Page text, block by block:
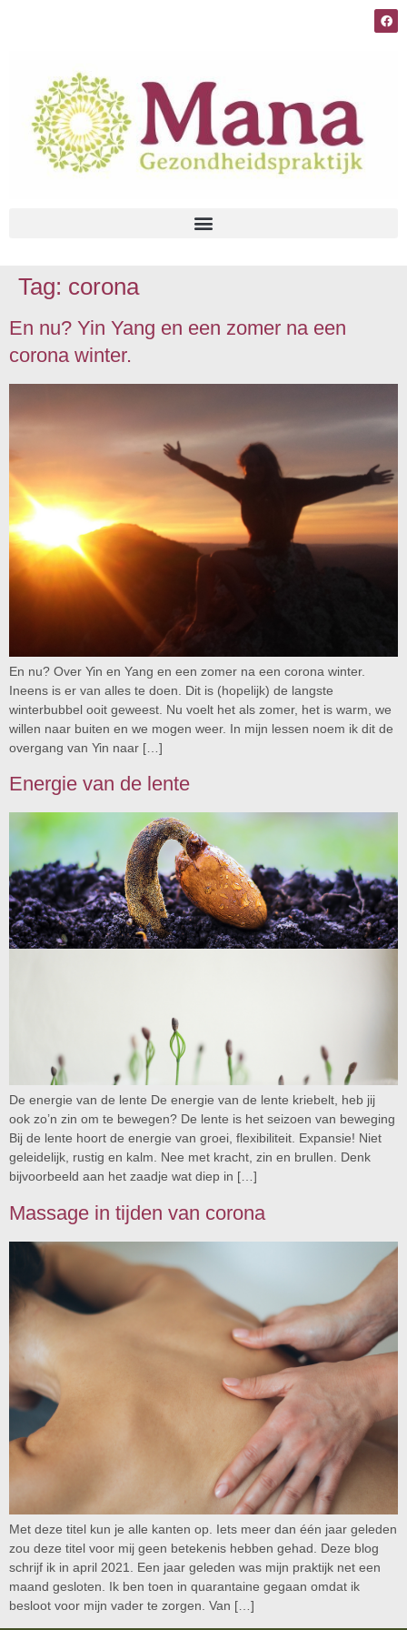
Tag: corona
En nu? Yin Yang en een zomer na een
corona winter.
En nu? Over Yin en Yang en een zomer na een corona winter.
Ineens is er van alles te doen. Dit is (hopelijk) de langste
winterbubbel ooit geweest. Nu voelt het als zomer, het is warm, we
willen naar buiten en we mogen weer. In mijn lessen noem ik dit de
overgang van Yin naar […]
Energie van de lente
De energie van de lente De energie van de lente kriebelt, heb jij
ook zo’n zin om te bewegen? De lente is het seizoen van beweging
Bij de lente hoort de energie van groei, flexibiliteit. Expansie! Niet
geleidelijk, rustig en kalm. Nee met kracht, zin en brullen. Denk
bijvoorbeeld aan het zaadje wat diep in […]
Massage in tijden van corona
Met deze titel kun je alle kanten op. Iets meer dan één jaar geleden
zou deze titel voor mij geen betekenis hebben gehad. Deze blog
schrijf ik in april 2021. Een jaar geleden was mijn praktijk net een
maand gesloten. Ik ben toen in quarantaine gegaan omdat ik
besloot voor mijn vader te zorgen. Van […]